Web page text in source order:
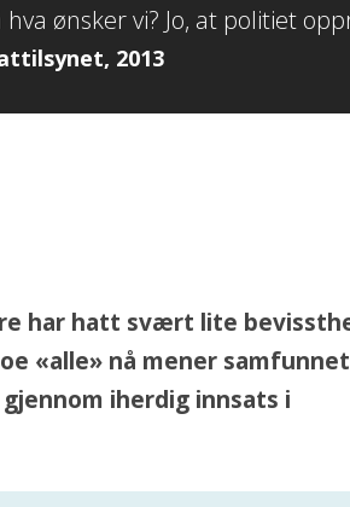
hva ønsker vi? Jo, at politiet
2013
har hatt svært lite
«alle» nå mener
iherdig innsats i